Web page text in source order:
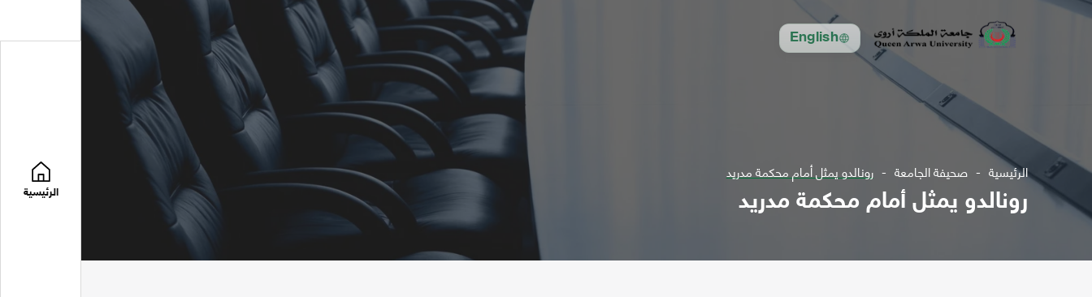
English
الرئيسية
الرئيسية صحيفة الجامعة رونالدو يمثل أمام محكمة مدريد
رونالدو يمثل أمام محكمة مدريد